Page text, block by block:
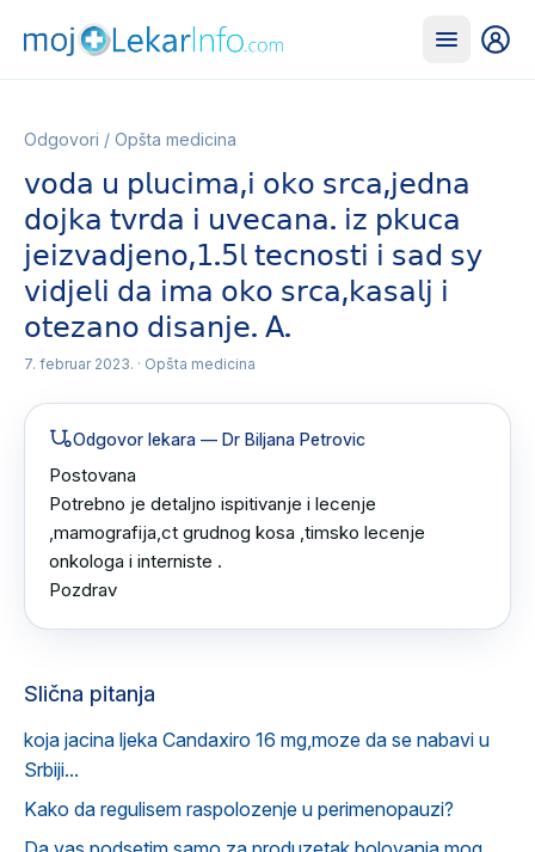
Odgovori / Opšta medicina
𝗏𝗈𝖽𝖺 𝗎 𝗉𝗅𝗎𝖼𝗂𝗆𝖺,𝗂 𝗈𝗄𝗈 𝗌𝗋𝖼𝖺,𝗃𝖾𝖽𝗇𝖺
𝖽𝗈𝗃𝗄𝖺 𝗍𝗏𝗋𝖽𝖺 𝗂 𝗎𝗏𝖾𝖼𝖺𝗇𝖺. 𝗂𝗓 𝗉𝗄𝗎𝖼𝖺
𝗃𝖾𝗂𝗓𝗏𝖺𝖽𝗃𝖾𝗇𝗈,𝟣.𝟧𝗅 𝗍𝖾𝖼𝗇𝗈𝗌𝗍𝗂 𝗂 𝗌𝖺𝖽 𝗌𝗒
𝗏𝗂𝖽𝗃𝖾𝗅𝗂 𝖽𝖺 𝗂𝗆𝖺 𝗈𝗄𝗈 𝗌𝗋𝖼𝖺,𝗄𝖺𝗌𝖺𝗅𝗃 𝗂
𝗈𝗍𝖾𝗓𝖺𝗇𝗈 𝖽𝗂𝗌𝖺𝗇𝗃𝖾. 𝖠.
7. februar 2023. · Opšta medicina
Odgovor lekara — Dr Biljana Petrovic
Postovana
Potrebno je detaljno ispitivanje i lecenje
,mamografija,ct grudnog kosa ,timsko lecenje
onkologa i interniste .
Pozdrav
Slična pitanja
koja jacina ljeka Candaxiro 16 mg,moze da se nabavi u
Srbiji...
Kako da regulisem raspolozenje u perimenopauzi?